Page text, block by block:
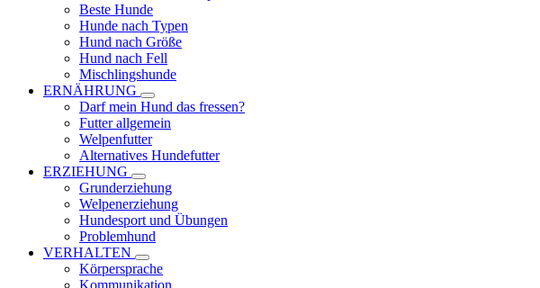
Beste Hunde
Hunde nach Typen
Hund nach Größe
Hund nach Fell
Mischlingshunde
ERNÄHRUNG
Darf mein Hund das fressen?
Futter allgemein
Welpenfutter
Alternatives Hundefutter
ERZIEHUNG
Grunderziehung
Welpenerziehung
Hundesport und Übungen
Problemhund
VERHALTEN
Körpersprache
Kommunikation